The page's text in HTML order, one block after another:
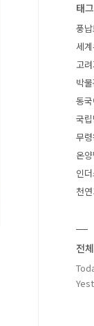
태그
풍
세
고
박
동
국
무
온
인
천
전